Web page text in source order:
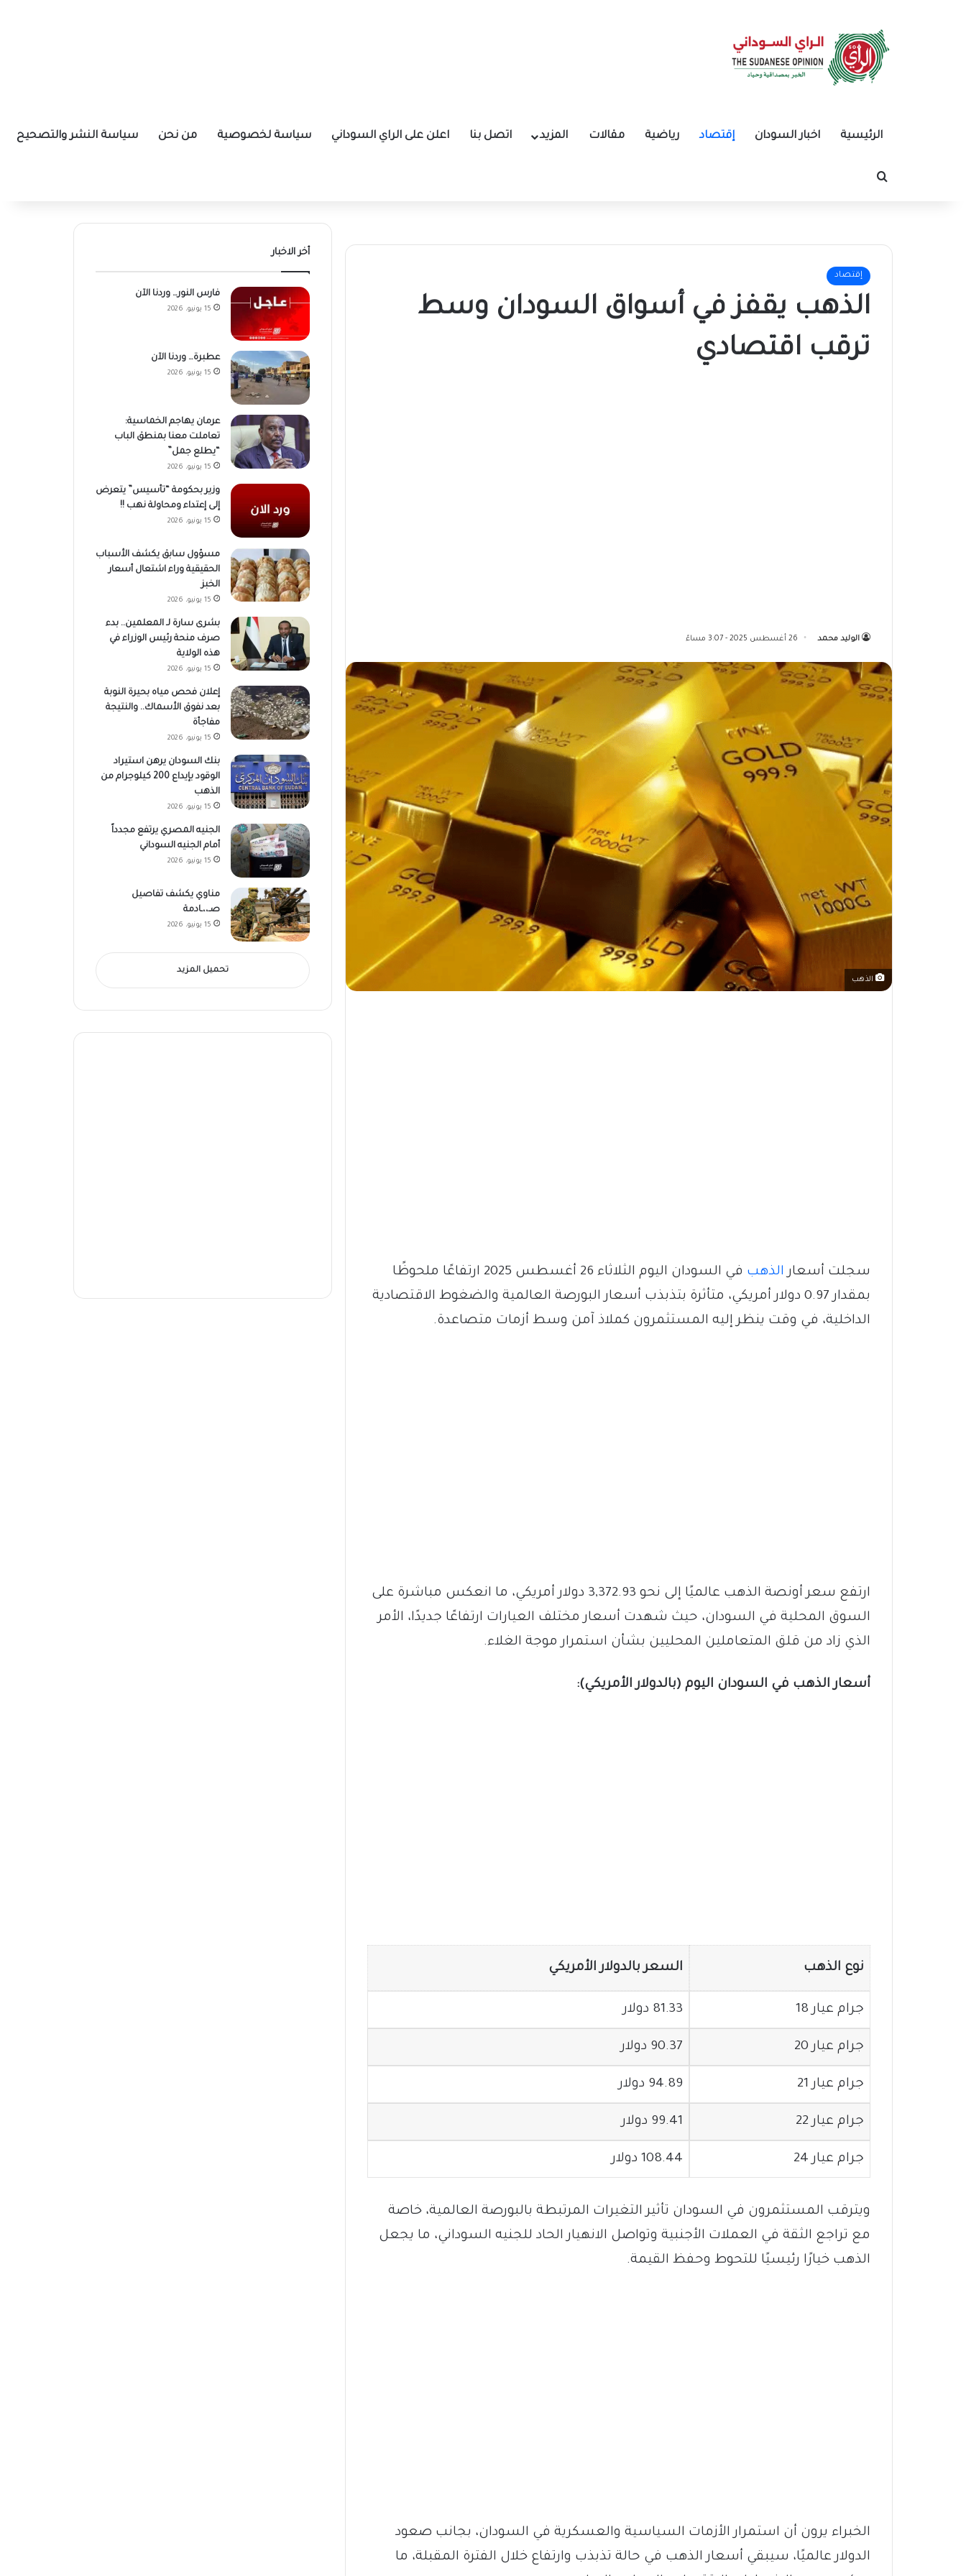
الرئيسية اخبار السودان إقتصاد رياضية مقالات المزيد اتصل بنا اعلن على الراي السوداني سياسة لخصوصية من نحن سياسة النشر والتصحيح
بحث عن
إقتصاد
الذهب يقفز في أسواق السودان وسط
ترقب اقتصادي
الوليد محمد 26 أغسطس 2025 - 3:07 مساءً
الذهب
سجلت أسعار الذهب
في السودان اليوم الثلاثاء 26 أغسطس 2025 ارتفاعًا ملحوظًا
بمقدار 0.97 دولار أمريكي، متأثرة بتذبذب أسعار البورصة العالمية والضغوط الاقتصادية
الداخلية، في وقت ينظر إليه المستثمرون كملاذ آمن وسط أزمات متصاعدة.
ارتفع سعر أونصة الذهب عالميًا إلى نحو 3,372.93 دولار أمريكي، ما انعكس مباشرة على
السوق المحلية في السودان، حيث شهدت أسعار مختلف العيارات ارتفاعًا جديدًا، الأمر
الذي زاد من قلق المتعاملين المحليين بشأن استمرار موجة الغلاء.
أسعار الذهب في السودان اليوم (بالدولار الأمريكي):
نوع الذهب السعر بالدولار الأمريكي
جرام عيار 18 81.33 دولار
جرام عيار 20 90.37 دولار
جرام عيار 21 94.89 دولار
جرام عيار 22 99.41 دولار
جرام عيار 24 108.44 دولار
ويترقب المستثمرون في السودان تأثير التغيرات المرتبطة بالبورصة العالمية، خاصة
مع تراجع الثقة في العملات الأجنبية وتواصل الانهيار الحاد للجنيه السوداني، ما يجعل
الذهب خيارًا رئيسيًا للتحوط وحفظ القيمة.
الخبراء يرون أن استمرار الأزمات السياسية والعسكرية في السودان، بجانب صعود
الدولار عالميًا، سيبقي أسعار الذهب في حالة تذبذب وارتفاع خلال الفترة المقبلة، ما
أخر الاخبار
فارس النور… وردنا الآن
15 يونيو، 2026
عطبرة… وردنا الآن
15 يونيو، 2026
عرمان يهاجم الخماسية:
تعاملت معنا بمنطق الباب
“يطلع جمل”
15 يونيو، 2026
وزير بحكومة “تأسيس” يتعرض
إلى إعتداء ومحاولة نهب !!
15 يونيو، 2026
مسؤول سابق يكشف الأسباب
الحقيقية وراء اشتعال أسعار
الخبز
15 يونيو، 2026
بشرى سارة لـ المعلمين.. بدء
صرف منحة رئيس الوزراء في
هذه الولاية
15 يونيو، 2026
إعلان فحص مياه بحيرة النوبة
بعد نفوق الأسماك.. والنتيجة
مفاجأة
15 يونيو، 2026
بنك السودان يرهن استيراد
الوقود بإيداع 200 كيلوجرام من
الذهب
15 يونيو، 2026
الجنيه المصري يرتفع مجدداً
أمام الجنيه السوداني
15 يونيو، 2026
مناوي يكشف تفاصيل
صـ،،ـادمة
15 يونيو، 2026
تحميل المزيد